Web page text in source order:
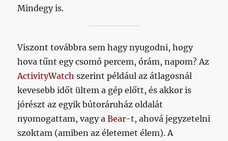
Mindegy is.
Viszont továbbra sem hagy nyugodni, hogy
hova tűnt egy csomó percem, órám, napom? Az
ActivityWatch szerint például az átlagosnál
kevesebb időt ültem a gép előtt, és akkor is
jórészt az egyik bútoráruház oldalát
nyomogattam, vagy aBear-t, ahová jegyzetelni
szoktam (amiben az életemet élem). A